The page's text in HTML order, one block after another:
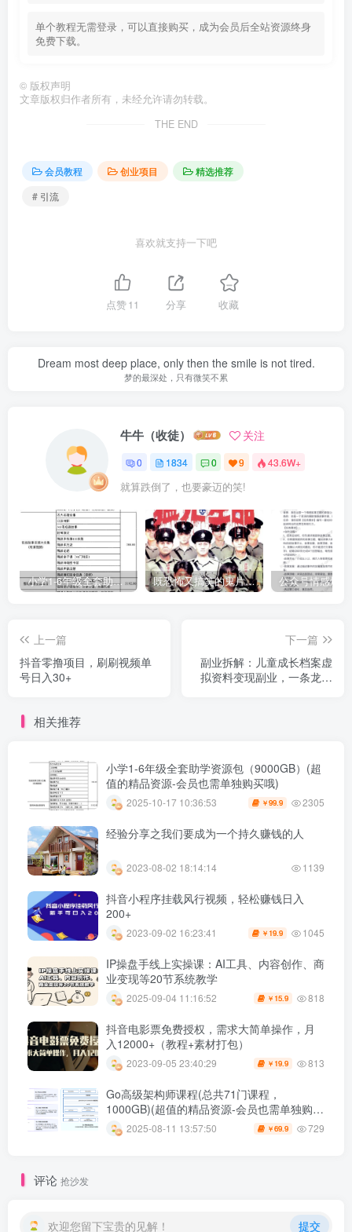
单个教程无需登录，可以直接购买，成为会员后全站资源终身
免费下载。
© 版权声明
文章版权归作者所有，未经允许请勿转载。
THE END
会员教程 创业项目
精选推荐
# 引流
喜欢就支持一下吧
点赞11 分享 收藏
Dream most deep place, only then the smile is not tired.
梦的最深处，只有微笑不累
牛牛（收徒） 关注
0 1834 0 9 43.6W+
就算跌倒了，也要豪迈的笑!
小学1-6年级全套助学资源包（9000GB）(超值的精品资源-会员也需单独购买哦) 既恐怖又搞笑的鬼片（10部猛鬼恐怖片都是喜剧片）
上一篇
抖音零撸项目，刷刷视频单
号日入30+
下一篇
副业拆解：儿童成长档案虚
拟资料变现副业，一条龙实
相关推荐
小学1-6年级全套助学资源包（9000GB）(超
值的精品资源-会员也需单独购买哦)
2025-10-17 10:36:53 ￥99.9 2305
经验分享之我们要成为一个持久赚钱的人
2023-08-02 18:14:14 1139
抖音小程序挂载风行视频，轻松赚钱日入
200+
2023-09-02 16:23:41 ￥ 19.9 1045
IP操盘手线上实操课：AI工具、内容创作、商
业变现等20节系统教学
2025-09-04 11:16:52 ￥ 15.9 818
抖音电影票免费授权，需求大简单操作，月
入12000+（教程+素材打包）
2023-09-05 23:40:29 ￥ 19.9 813
Go高级架构师课程(总共71门课程，
1000GB)(超值的精品资源-会员也需单独购买
哦)
2025-08-11 13:57:50 ￥69.9 729
评论 抢沙发
欢迎您留下宝贵的见解！ 提交